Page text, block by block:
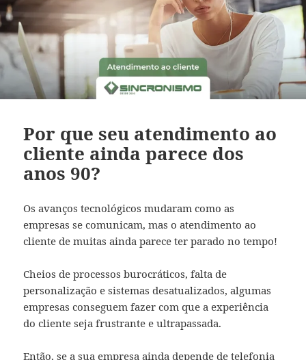
Por que seu atendimento ao
cliente ainda parece dos
anos 90?
Os avanços tecnológicos mudaram como as
empresas se comunicam, mas o atendimento ao
cliente de muitas ainda parece ter parado no tempo!
Cheios de processos burocráticos, falta de
personalização e sistemas desatualizados, algumas
empresas conseguem fazer com que a experiência
do cliente seja frustrante e ultrapassada.
Então, se a sua empresa ainda depende de telefonia